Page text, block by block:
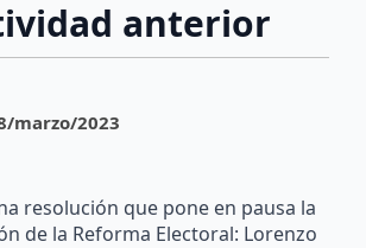
anterior
marzo/2023
resolución que pone en pausa la
de la Reforma Electoral: Lorenzo